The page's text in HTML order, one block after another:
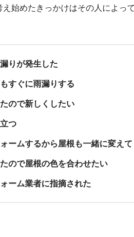
始めたきっかけはその人によっ
りが発生した
すぐに雨漏りする
ので新しくしたい
つ
ームするから屋根も一緒に変え
ので屋根の色を合わせたい
ーム業者に指摘された